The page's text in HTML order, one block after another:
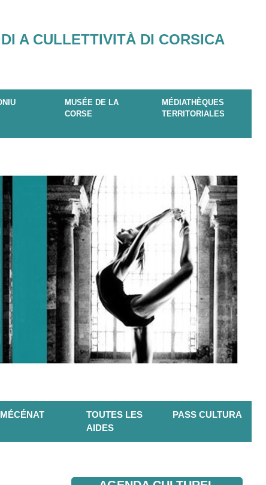
A CULLETTIVITÀ DI CORSICA
MUSÉE DE LA
CORSE
MÉDIATHÈQUES
TERRITORIALES
MÉCÉNAT
TOUTES LES
AIDES
PASS CULTURA